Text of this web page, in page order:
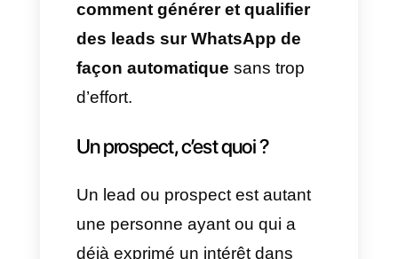
cette facilité d’utilisation de
nombreuses entreprises l’utilise
comme moyen de
clients et leurs prospects. Dans
ce sens alors, dans cet article
nous allons vous montrer